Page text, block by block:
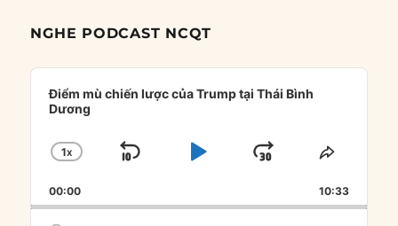
NGHE PODCAST NCQT
Audio
Player
Điểm mù chiến lược của Trump tại Thái Bình
Dương
CHANGE
RATE
1X
SKIP
PLAYJUMP
FORWARD
SHARE
00:00 10:33
Search